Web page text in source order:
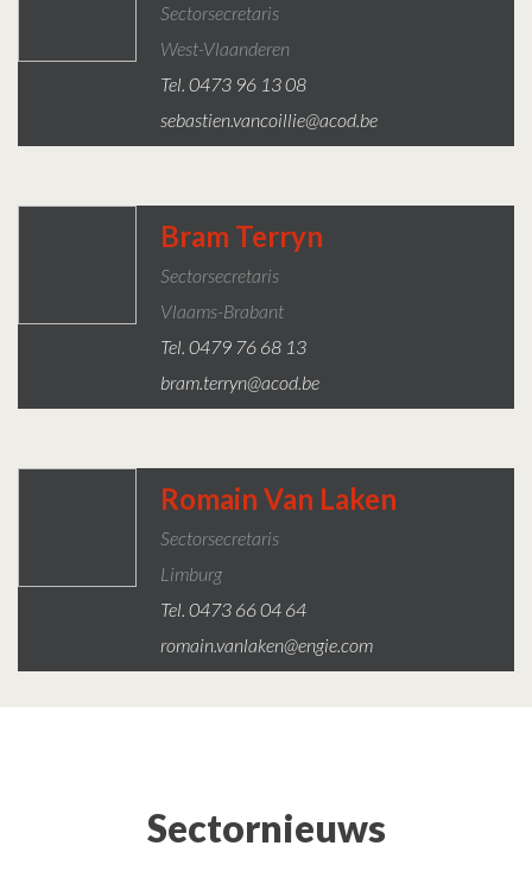
Sectorsecretaris
West-Vlaanderen
Tel. 0473 96 13 08
sebastien.vancoillie@acod.be
Bram Terryn
Sectorsecretaris
Vlaams-Brabant
Tel. 0479 76 68 13
bram.terryn@acod.be
Romain Van Laken
Sectorsecretaris
Limburg
Tel. 0473 66 04 64
romain.vanlaken@engie.com
Sectornieuws